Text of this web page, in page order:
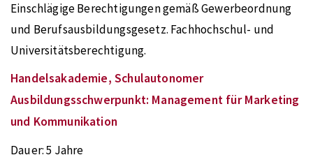
Einschlägige Berechtigungen gemäß Gewerbeordnung
und Berufsausbildungsgesetz. Fachhochschul- und
Universitätsberechtigung.
Handelsakademie, Schulautonomer
Ausbildungsschwerpunkt: Management für Marketing
und Kommunikation
Dauer:5 Jahre